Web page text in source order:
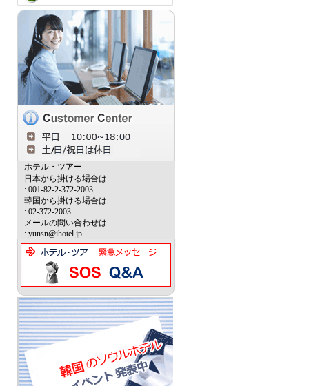
ホテル・ツアー
日本から掛ける場合は
: 001-82-2-372-2003
韓国から掛ける場合は
: 02-372-2003
メールの問い合わせは
: yunsn@ihotel.jp